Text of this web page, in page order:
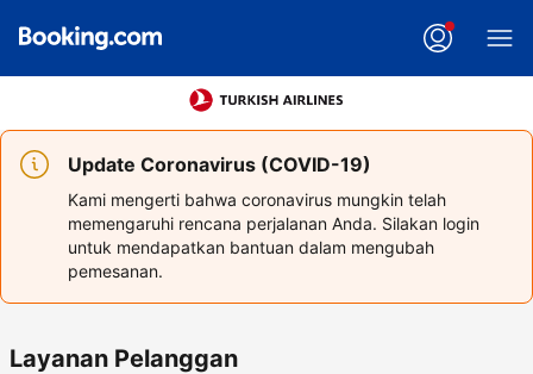
Update Coronavirus (COVID-19)
Kami mengerti bahwa coronavirus mungkin telah
memengaruhi rencana perjalanan Anda. Silakan login
untuk mendapatkan bantuan dalam mengubah
pemesanan.
Layanan Pelanggan